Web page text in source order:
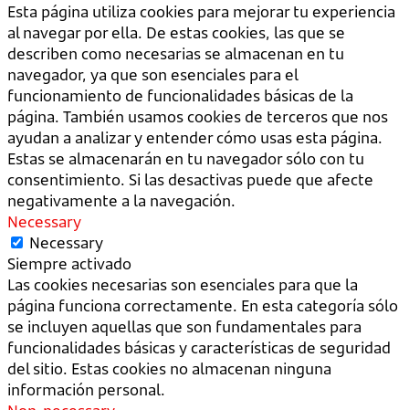
Esta página utiliza cookies para mejorar tu experiencia
al navegar por ella. De estas cookies, las que se
describen como necesarias se almacenan en tu
navegador, ya que son esenciales para el
funcionamiento de funcionalidades básicas de la
página. También usamos cookies de terceros que nos
ayudan a analizar y entender cómo usas esta página.
Estas se almacenarán en tu navegador sólo con tu
consentimiento. Si las desactivas puede que afecte
negativamente a la navegación.
Necessary
Necessary
Siempre activado
Las cookies necesarias son esenciales para que la
página funciona correctamente. En esta categoría sólo
se incluyen aquellas que son fundamentales para
funcionalidades básicas y características de seguridad
del sitio. Estas cookies no almacenan ninguna
información personal.